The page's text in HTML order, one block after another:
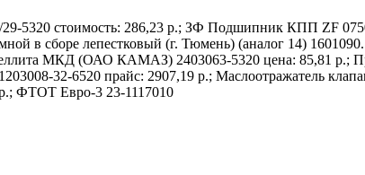
5320 стоимость: 286,23 р.; ЗФ Подшипник КПП ZF
сборе лепестковый (г. Тюмень) (аналог 14)
МКД (ОАО КАМАЗ) 2403063-5320 цена: 85,81 р.;
32-6520 прайс: 2907,19 р.; Маслоотражатель
р.; ФТОТ Евро-3 23-1117010